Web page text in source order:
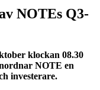
NOTEs Q3-
klockan 08.30
NOTE en
investerare.